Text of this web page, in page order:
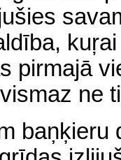
pirmajā
ne
baņķieru